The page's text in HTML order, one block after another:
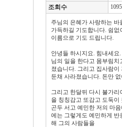
조회수
주님의 은혜가 사랑하는
가득하길 기도합니다. 쉼
이름으로 기도 드립니다.
안녕들 하시지요. 힘내세
님의 일을 한다고 몸부림
졌습니다. 그리고 집사람
둔채 사라졌습니다. 돈만
그리고 한달뒤 다시 불가
을 칭칭감고 또감고 도둑
곤두 서고 예민한 저의 마
에는 그렇게도 예민하게
해 그의 사람들을